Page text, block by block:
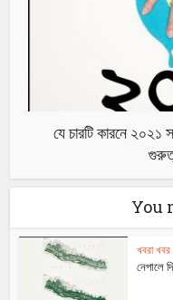
যে চারটি কারনে
You
খবরা খবর
নেপালে